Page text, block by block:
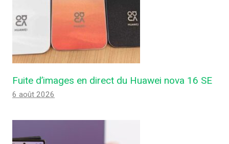
Fuite d’images en direct du Huawei nova 16 SE
6 août 2026